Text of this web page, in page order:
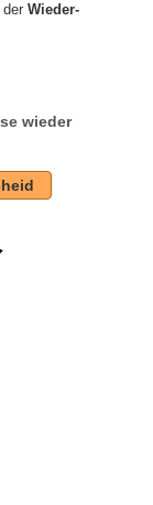
Wieder-
wieder